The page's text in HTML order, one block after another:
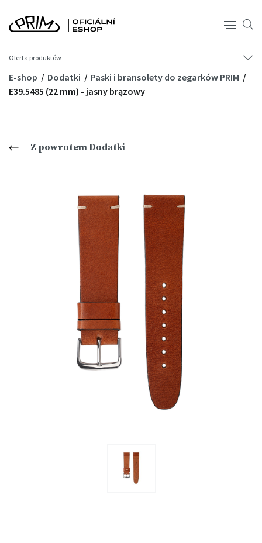
Oferta produktów
E-shop Dodatki
Paski i bransolety do zegarków PRIM
E39.5485 (22 mm) - jasny brązowy
Z powrotem Dodatki